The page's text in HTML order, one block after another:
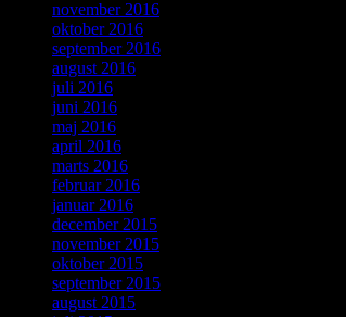
november 2016
oktober 2016
september 2016
august 2016
juli 2016
juni 2016
maj 2016
april 2016
marts 2016
februar 2016
januar 2016
december 2015
november 2015
oktober 2015
september 2015
august 2015